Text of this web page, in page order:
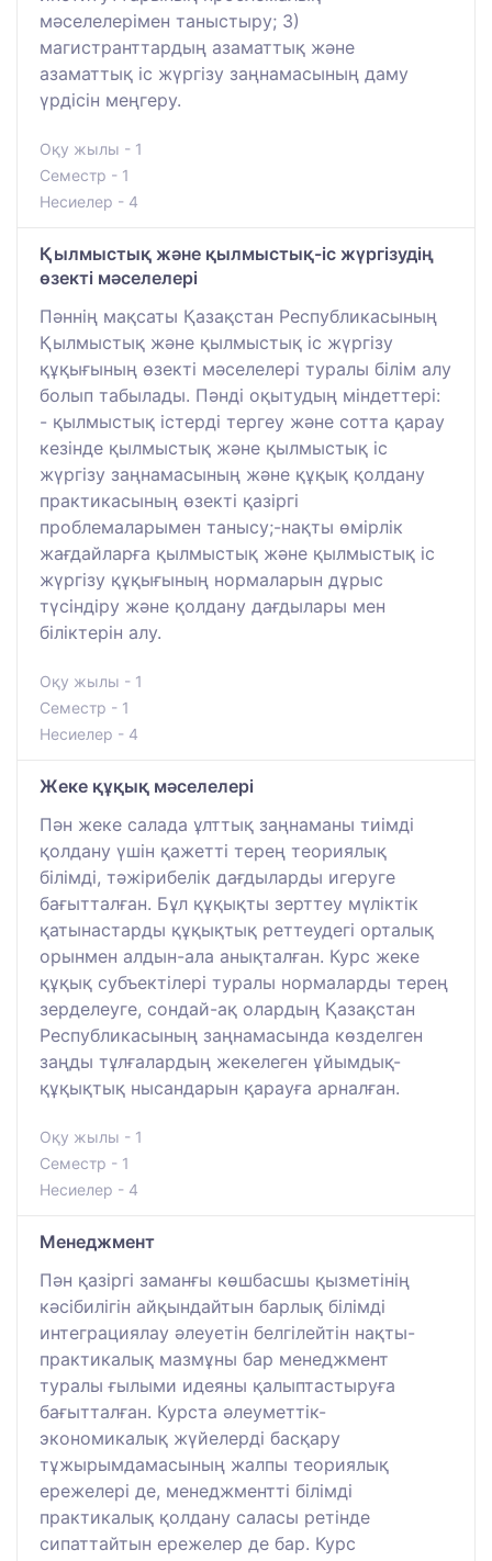
мәселелерімен таныстыру; 3)
магистранттардың азаматтық және
азаматтық іс жүргізу заңнамасының даму
үрдісін меңгеру.
Оқу жылы - 1
Семестр - 1
Несиелер - 4
Қылмыстық және қылмыстық-іс жүргізудің
өзекті мәселелері
Пәннің мақсаты Қазақстан Республикасының
Қылмыстық және қылмыстық іс жүргізу
құқығының өзекті мәселелері туралы білім алу
болып табылады. Пәнді оқытудың міндеттері:
- қылмыстық істерді тергеу және сотта қарау
кезінде қылмыстық және қылмыстық іс
жүргізу заңнамасының және құқық қолдану
практикасының өзекті қазіргі
проблемаларымен танысу;-нақты өмірлік
жағдайларға қылмыстық және қылмыстық іс
жүргізу құқығының нормаларын дұрыс
түсіндіру және қолдану дағдылары мен
біліктерін алу.
Оқу жылы - 1
Семестр - 1
Несиелер - 4
Жеке құқық мәселелері
Пән жеке салада ұлттық заңнаманы тиімді
қолдану үшін қажетті терең теориялық
білімді, тәжірибелік дағдыларды игеруге
бағытталған. Бұл құқықты зерттеу мүліктік
қатынастарды құқықтық реттеудегі орталық
орынмен алдын-ала анықталған. Курс жеке
құқық субъектілері туралы нормаларды терең
зерделеуге, сондай-ақ олардың Қазақстан
Республикасының заңнамасында көзделген
заңды тұлғалардың жекелеген ұйымдық-
құқықтық нысандарын қарауға арналған.
Оқу жылы - 1
Семестр - 1
Несиелер - 4
Менеджмент
Пән қазіргі заманғы көшбасшы қызметінің
кәсібилігін айқындайтын барлық білімді
интеграциялау әлеуетін белгілейтін нақты-
практикалық мазмұны бар менеджмент
туралы ғылыми идеяны қалыптастыруға
бағытталған. Курста әлеуметтік-
экономикалық жүйелерді басқару
тұжырымдамасының жалпы теориялық
ережелері де, менеджментті білімді
практикалық қолдану саласы ретінде
сипаттайтын ережелер де бар. Курс